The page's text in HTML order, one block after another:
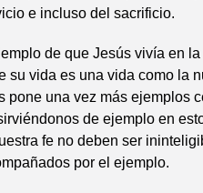
e incluso del sacrificio.
de que Jesús vivía en
su vida es una vida como la
pone una vez más ejemplos
de ejemplo en
fe no deben ser
por el ejemplo.